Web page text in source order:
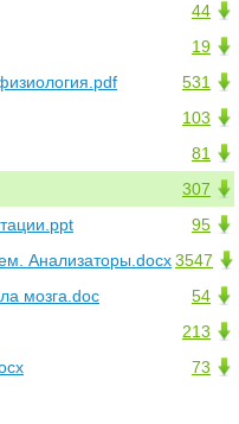
44
19
531
103
81
307
95
3547
Анализаторы.docx
54
мозга.doc
213
73